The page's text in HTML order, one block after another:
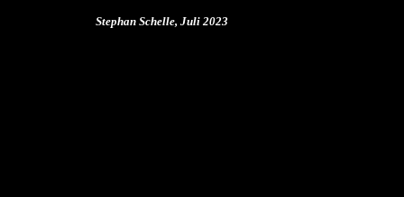
Stephan Schelle, Juli 2023